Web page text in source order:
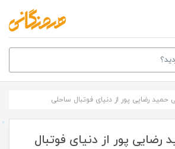
حمید رضایی پور از دنیای فوتبال ساحلی
پور از دنیای فوتبال